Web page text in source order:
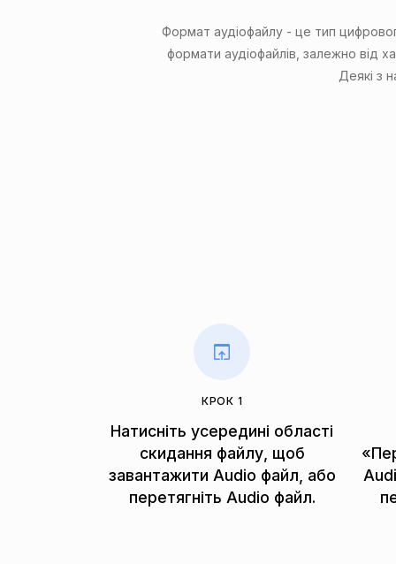
Формат аудіофайлу - це тип
формати аудіофайлів, залежно від
Деякі з
КРОК 1
Натисніть усередині області
скидання файлу, щоб
завантажити Audio файл, або
перетягніть Audio файл.